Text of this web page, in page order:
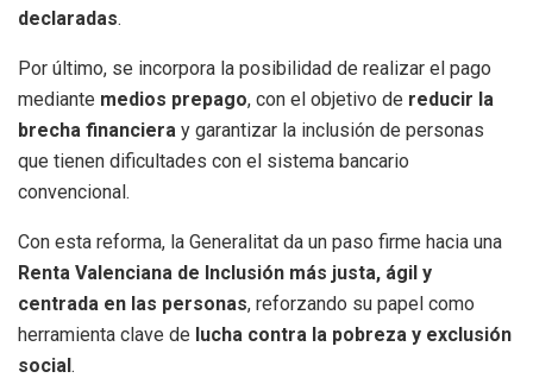
declaradas.
Por último, se incorpora la posibilidad de realizar el pago
mediante medios prepago, con el objetivo de reducir la
brecha financiera y garantizar la inclusión de personas
que tienen dificultades con el sistema bancario
convencional.
Con esta reforma, la Generalitat da un paso firme hacia una
Renta Valenciana de Inclusión más justa, ágil y
centrada en las personas, reforzando su papel como
herramienta clave de lucha contra la pobreza y exclusión
social.